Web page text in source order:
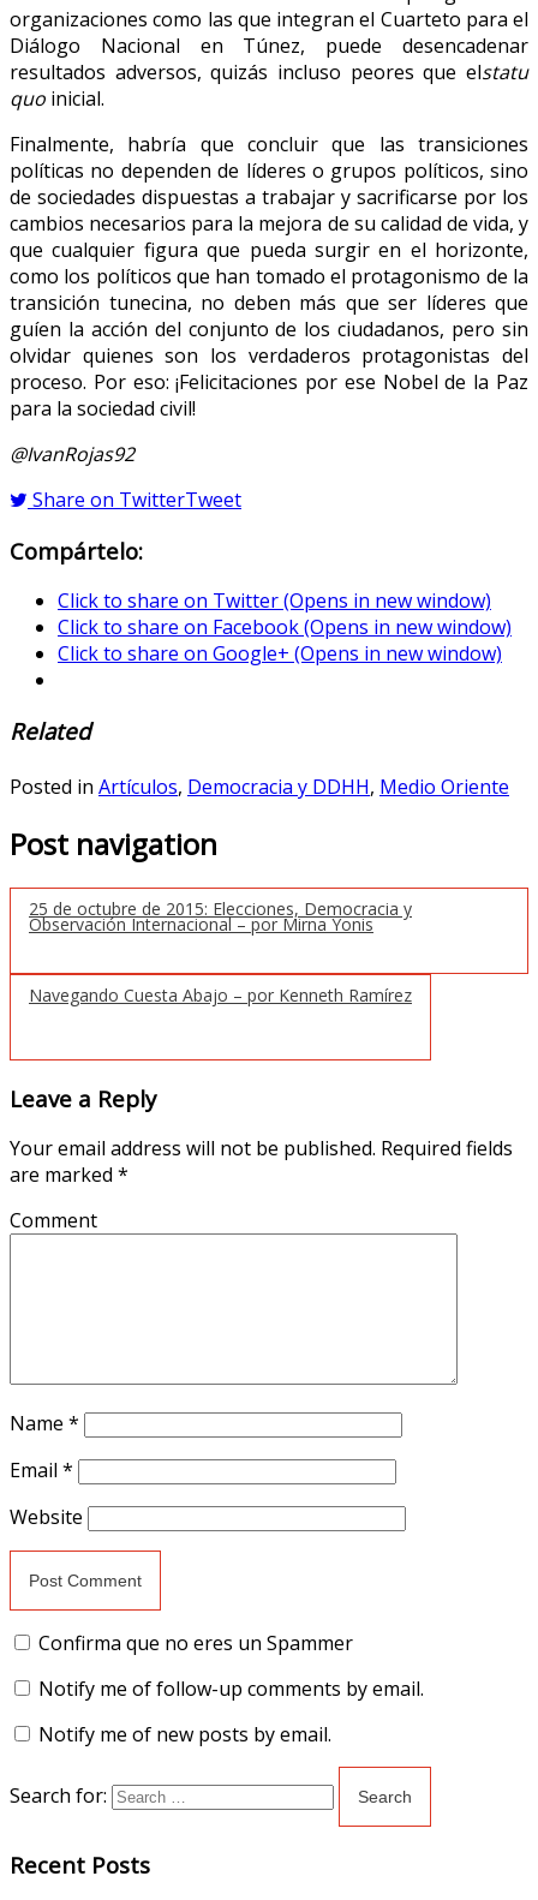
organizaciones como las que integran el Cuarteto para el
Diálogo Nacional en Túnez, puede desencadenar
resultados adversos, quizás incluso peores que elstatu
quo inicial.
Finalmente, habría que concluir que las transiciones
políticas no dependen de líderes o grupos políticos, sino
de sociedades dispuestas a trabajar y sacrificarse por los
cambios necesarios para la mejora de su calidad de vida, y
que cualquier figura que pueda surgir en el horizonte,
como los políticos que han tomado el protagonismo de la
transición tunecina, no deben más que ser líderes que
guíen la acción del conjunto de los ciudadanos, pero sin
olvidar quienes son los verdaderos protagonistas del
proceso. Por eso: ¡Felicitaciones por ese Nobel de la Paz
para la sociedad civil!
@IvanRojas92
Share on TwitterTweet
Compártelo:
Click to share on Twitter (Opens in new window)
Click to share on Facebook (Opens in new window)
Click to share on Google+ (Opens in new window)
Related
Posted in Artículos, Democracia y DDHH, Medio Oriente
Post navigation
25 de octubre de 2015: Elecciones, Democracia y
Observación Internacional – por Mirna Yonis
Navegando Cuesta Abajo – por Kenneth Ramírez
Leave a Reply
Your email address will not be published. Required fields
are marked *
Comment
Name *
Email *
Website
Confirma que no eres un Spammer
Notify me of follow-up comments by email.
Notify me of new posts by email.
Search for:
Recent Posts